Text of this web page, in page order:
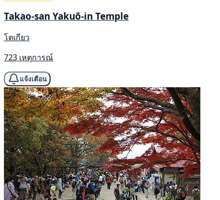
Takao-san Yakuō-in Temple
โตเกียว
723 เหตุการณ์
แจ้งเตือน